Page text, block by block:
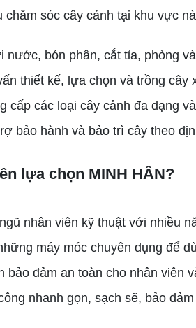
chăm sóc cây cảnh tại khu vực
nước, bón phân, cắt tỉa, phòng
thiết kế, lựa chọn và trồng cây
cấp các loại cây cảnh đa dạng
bảo hành và bảo trì cây theo
lựa chọn MINH HÂN?
nhân viên kỹ thuật với nhiều
máy móc chuyên dụng để
bảo đảm an toàn cho nhân viên
nhanh gọn, sạch sẽ, bảo